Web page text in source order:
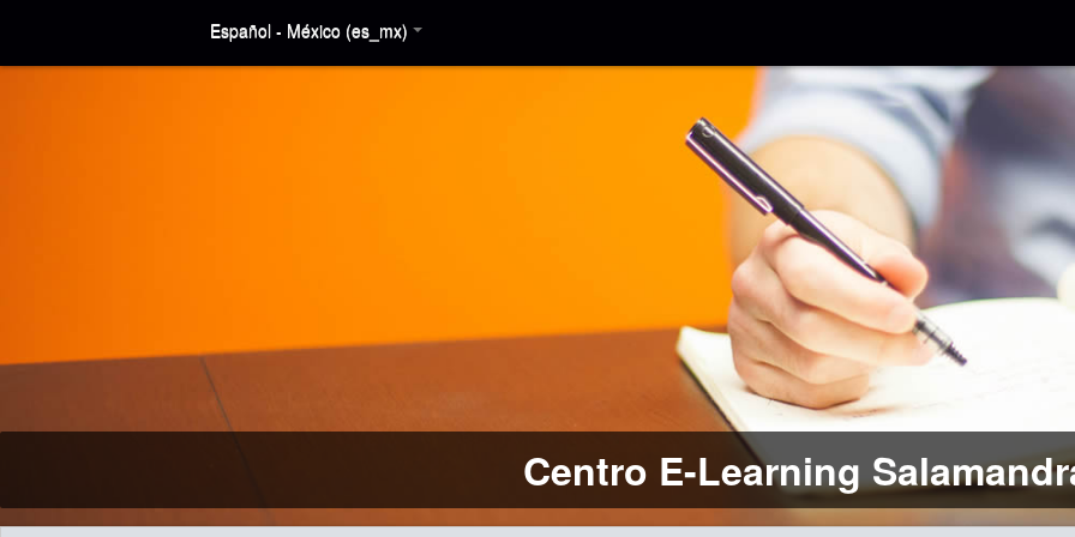
Español - México (es_mx)
Centro E-Learning